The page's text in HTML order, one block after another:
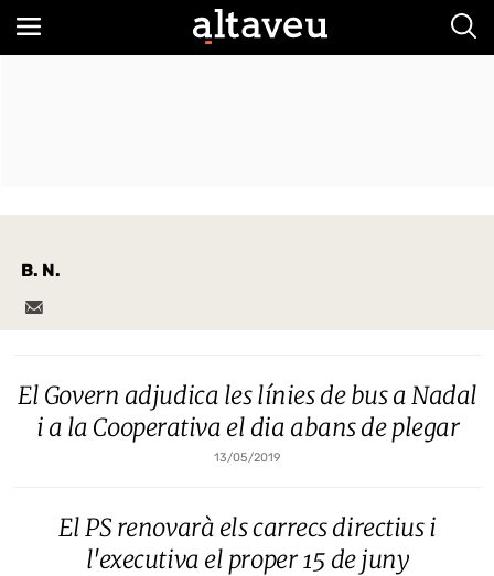
B. N.
El Govern adjudica les línies de bus a Nadal
i a la Cooperativa el dia abans de plegar
13/05/2019
El PS renovarà els carrecs directius i
l'executiva el proper 15 de juny